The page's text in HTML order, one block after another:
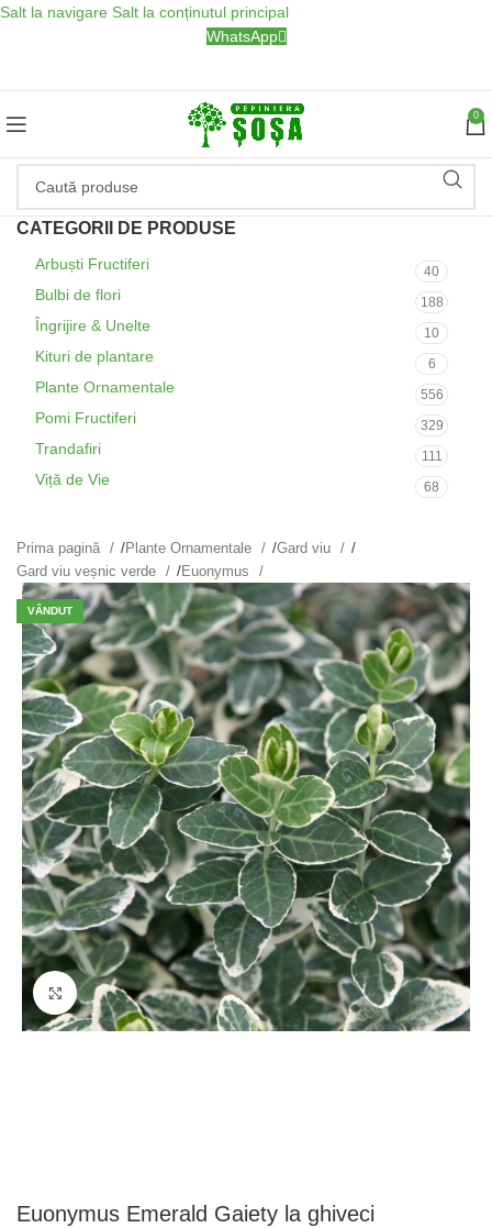
Salt la navigare Salt la conținutul principal
WhatsApp
0
CATEGORII DE PRODUSE
Arbuști Fructiferi 40
Bulbi de flori 188
Îngrijire & Unelte 10
Kituri de plantare 6
Plante Ornamentale 556
Pomi Fructiferi 329
Trandafiri 111
Viță de Vie 68
Prima pagină /Plante Ornamentale /Gard viu
/
Gard viu veșnic verde
/Euonymus
VÂNDUT
Fă clic pentru a mări
Euonymus Emerald Gaiety la ghiveci